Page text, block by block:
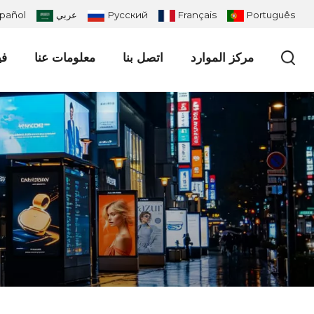
عربي Русский Français Português
معلومات عنا اتصل بنا مركز الموارد